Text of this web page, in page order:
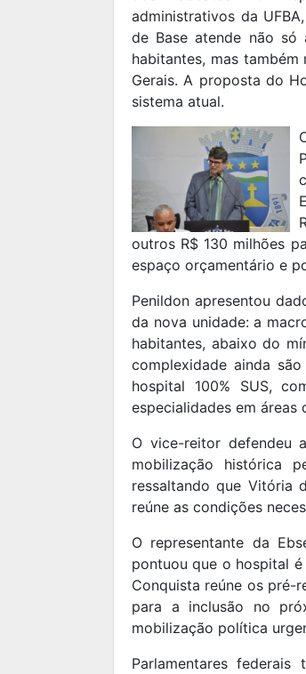
administrativos da
de Base atende não
habitantes, mas
Gerais. A proposta do
sistema atual.
outros R$ 130 milhões
espaço orçamentário e
Penildon apresentou
da nova unidade: a
habitantes, abaixo do
complexidade ainda
hospital 100% SUS,
especialidades em
O vice-reitor defendeu
mobilização histórica
ressaltando que Vitória
reúne as condições
O representante da
pontuou que o hospital
Conquista reúne os pré-
para a inclusão no
mobilização política
Parlamentares